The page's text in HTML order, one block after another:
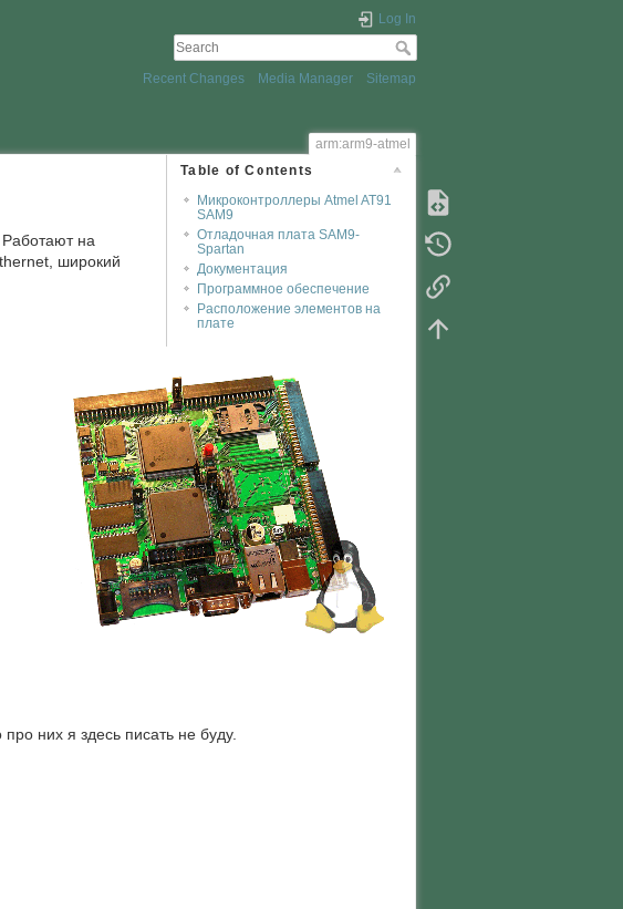
Log In
Recent Changes Media Manager Sitemap
arm:arm9-atmel
Table of Contents
Микроконтроллеры Atmel AT91
SAM9
Отладочная плата SAM9-
Spartan
Документация
Программное обеспечение
Расположение элементов на
плате
на
широкий
них я здесь писать не буду.